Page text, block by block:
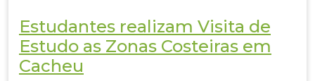
Estudantes realizam Visita de
Estudo as Zonas Costeiras em
Cacheu